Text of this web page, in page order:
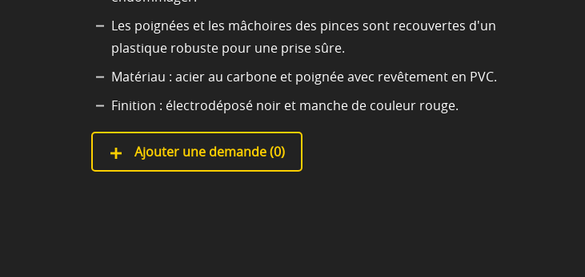
Les poignées et les mâchoires des pinces sont recouvertes d'un
plastique robuste pour une prise sûre.
Matériau : acier au carbone et poignée avec revêtement en PVC.
Finition : électrodéposé noir et manche de couleur rouge.
Ajouter une demande (0)